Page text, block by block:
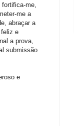
me,
me a
abraçar a
e
a prova,
submissão
e